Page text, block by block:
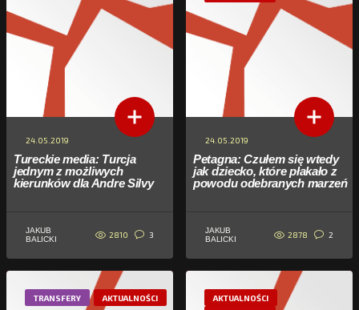
24.05.2019
Tureckie media: Turcja
jednym z możliwych
kierunków dla Andre Silvy
JAKUB
BALICKI
2810 3
24.05.2019
Petagna: Czułem się wtedy
jak dziecko, które płakało z
powodu odebranych marzeń
JAKUB
BALICKI
2878 2
TRANSFERY AKTUALNOŚCI
AKTUALNOŚCI